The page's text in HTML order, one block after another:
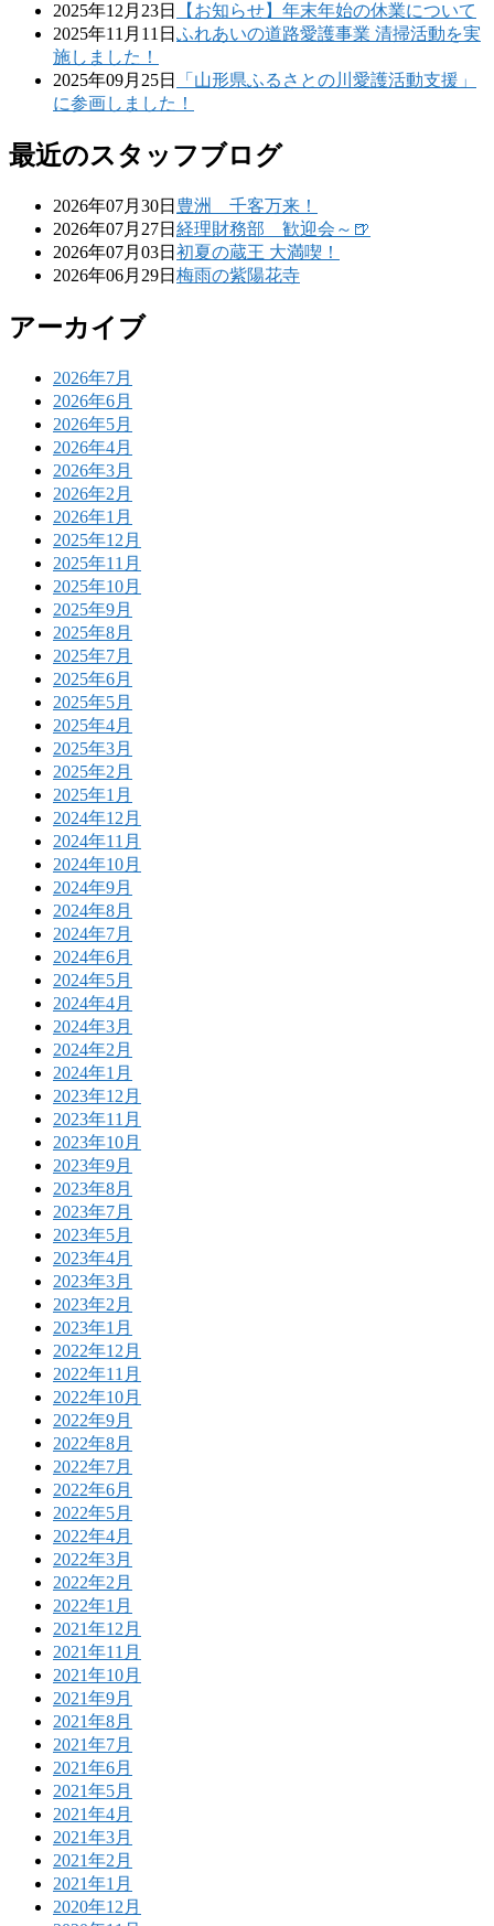
2025年12月23日
【お知らせ】年末年始の休業について
2025年11月11日 ふれあいの道路愛護事業 清掃活動を実
施しました！
2025年09月25日
「山形県ふるさとの川愛護活動支援」
に参画しました！
最近のスタッフブログ
2026年07月30日 豊洲 千客万来！
2026年07月27日 経理財務部 歓迎会～🍺
2026年07月03日 初夏の蔵王 大満喫！
2026年06月29日 梅雨の紫陽花寺
アーカイブ
2026年7月
2026年6月
2026年5月
2026年4月
2026年3月
2026年2月
2026年1月
2025年12月
2025年11月
2025年10月
2025年9月
2025年8月
2025年7月
2025年6月
2025年5月
2025年4月
2025年3月
2025年2月
2025年1月
2024年12月
2024年11月
2024年10月
2024年9月
2024年8月
2024年7月
2024年6月
2024年5月
2024年4月
2024年3月
2024年2月
2024年1月
2023年12月
2023年11月
2023年10月
2023年9月
2023年8月
2023年7月
2023年5月
2023年4月
2023年3月
2023年2月
2023年1月
2022年12月
2022年11月
2022年10月
2022年9月
2022年8月
2022年7月
2022年6月
2022年5月
2022年4月
2022年3月
2022年2月
2022年1月
2021年12月
2021年11月
2021年10月
2021年9月
2021年8月
2021年7月
2021年6月
2021年5月
2021年4月
2021年3月
2021年2月
2021年1月
2020年12月